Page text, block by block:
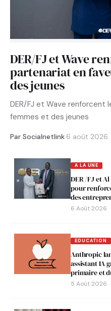
DER/FJ et Wave
partenariat en
des jeunes
DER/FJ et Wave renforcent
femmes et des jeunes
Par Socialnetlink·6 août 2026
A LA UNE
DER /FJ et
pour
des
6 Août 2026
EDUCATION
Anthropic
assistant IA
primaire et
5 Août 2026